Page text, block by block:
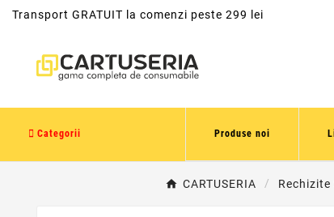
Transport GRATUIT la comenzi peste 299 lei
Categorii Produse noi
CARTUSERIA